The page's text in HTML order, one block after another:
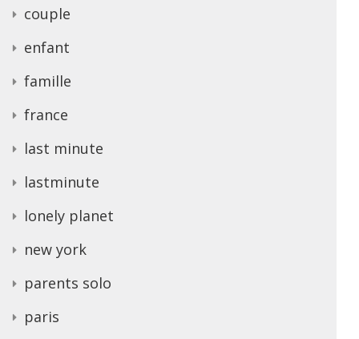
couple
enfant
famille
france
last minute
lastminute
lonely planet
new york
parents solo
paris